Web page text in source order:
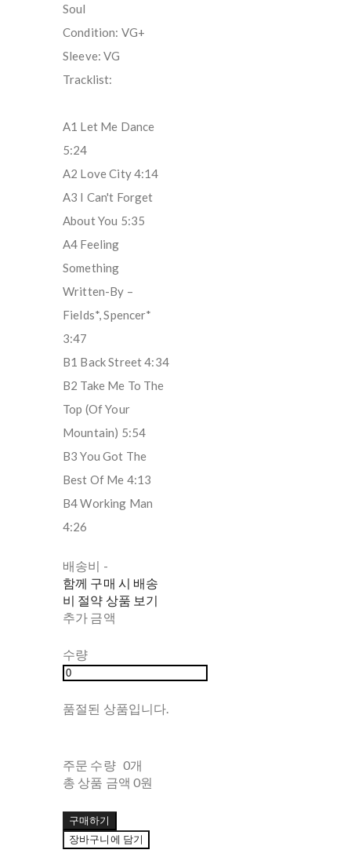
Soul
Condition: VG+
Sleeve: VG
Tracklist:
A1 Let Me Dance
5:24
A2 Love City 4:14
A3 I Can't Forget
About You 5:35
A4 Feeling
Something
Written-By –
Fields*, Spencer*
3:47
B1 Back Street 4:34
B2 Take Me To The
Top (Of Your
Mountain) 5:54
B3 You Got The
Best Of Me 4:13
B4 Working Man
4:26
배송비 -
함께 구매 시 배송
비 절약 상품 보기
추가 금액
수량
품절된 상품입니다.
주문 수량 0개
총 상품 금액 0원
구매하기
장바구니에 담기